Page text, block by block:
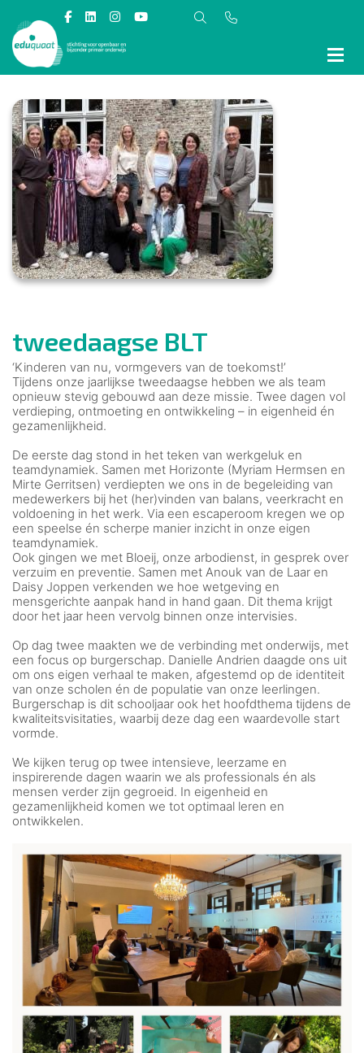
tweedaagse BLT
‘Kinderen van nu, vormgevers van de toekomst!’
Tijdens onze jaarlijkse tweedaagse hebben we als team
opnieuw stevig gebouwd aan deze missie. Twee dagen vol
verdieping, ontmoeting en ontwikkeling – in eigenheid én
gezamenlijkheid.
De eerste dag stond in het teken van werkgeluk en
teamdynamiek. Samen met Horizonte (Myriam Hermsen en
Mirte Gerritsen) verdiepten we ons in de begeleiding van
medewerkers bij het (her)vinden van balans, veerkracht en
voldoening in het werk. Via een escaperoom kregen we op
een speelse én scherpe manier inzicht in onze eigen
teamdynamiek.
Ook gingen we met Bloeij, onze arbodienst, in gesprek over
verzuim en preventie. Samen met Anouk van de Laar en
Daisy Joppen verkenden we hoe wetgeving en
mensgerichte aanpak hand in hand gaan. Dit thema krijgt
door het jaar heen vervolg binnen onze intervisies.
Op dag twee maakten we de verbinding met onderwijs, met
een focus op burgerschap. Danielle Andrien daagde ons uit
om ons eigen verhaal te maken, afgestemd op de identiteit
van onze scholen én de populatie van onze leerlingen.
Burgerschap is dit schooljaar ook het hoofdthema tijdens de
kwaliteitsvisitaties, waarbij deze dag een waardevolle start
vormde.
We kijken terug op twee intensieve, leerzame en
inspirerende dagen waarin we als professionals én als
mensen verder zijn gegroeid. In eigenheid en
gezamenlijkheid komen we tot optimaal leren en
ontwikkelen.